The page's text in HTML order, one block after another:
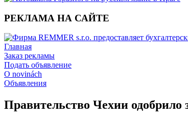
РЕКЛАМА НА САЙТЕ
Главная
Заказ рекламы
Подать объявление
O novinách
Объявления
Правительство Чехии одобрило